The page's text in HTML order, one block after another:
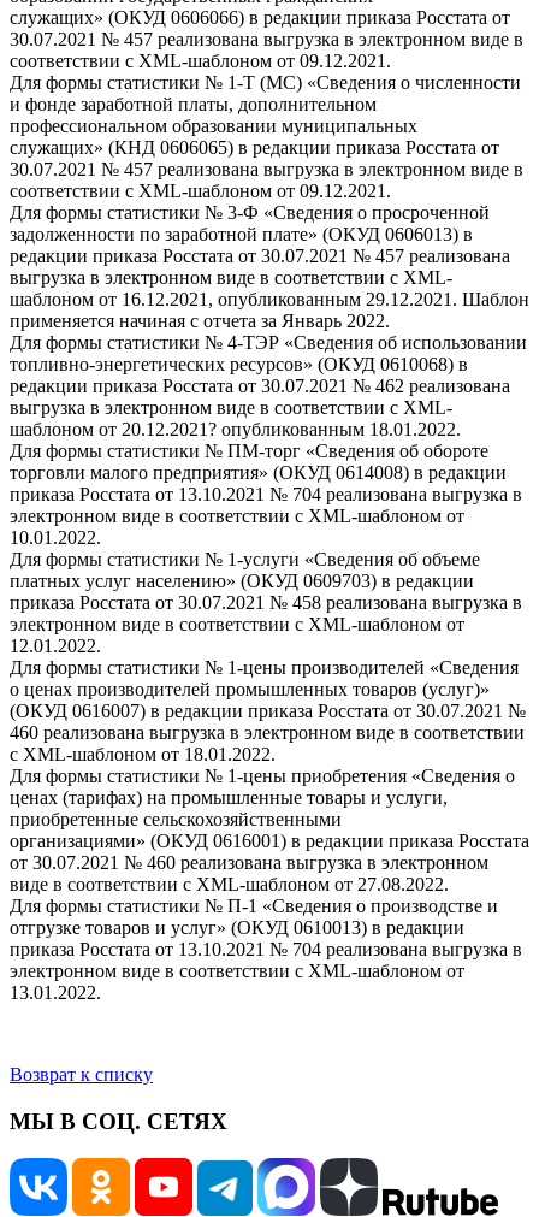
служащих» (ОКУД 0606066) в редакции приказа Росстата от
30.07.2021 № 457 реализована выгрузка в электронном виде в
соответствии с XML-шаблоном от 09.12.2021.
Для формы статистики № 1-Т (МС) «Сведения о численности
и фонде заработной платы, дополнительном
профессиональном образовании муниципальных
служащих» (КНД 0606065) в редакции приказа Росстата от
30.07.2021 № 457 реализована выгрузка в электронном виде в
соответствии с XML-шаблоном от 09.12.2021.
Для формы статистики № 3-Ф «Сведения о просроченной
задолженности по заработной плате» (ОКУД 0606013) в
редакции приказа Росстата от 30.07.2021 № 457 реализована
выгрузка в электронном виде в соответствии с XML-
шаблоном от 16.12.2021, опубликованным 29.12.2021. Шаблон
применяется начиная с отчета за Январь 2022.
Для формы статистики № 4-ТЭР «Сведения об использовании
топливно-энергетических ресурсов» (ОКУД 0610068) в
редакции приказа Росстата от 30.07.2021 № 462 реализована
выгрузка в электронном виде в соответствии с XML-
шаблоном от 20.12.2021? опубликованным 18.01.2022.
Для формы статистики № ПМ-торг «Сведения об обороте
торговли малого предприятия» (ОКУД 0614008) в редакции
приказа Росстата от 13.10.2021 № 704 реализована выгрузка в
электронном виде в соответствии с XML-шаблоном от
10.01.2022.
Для формы статистики № 1-услуги «Сведения об объеме
платных услуг населению» (ОКУД 0609703) в редакции
приказа Росстата от 30.07.2021 № 458 реализована выгрузка в
электронном виде в соответствии с XML-шаблоном от
12.01.2022.
Для формы статистики № 1-цены производителей «Сведения
о ценах производителей промышленных товаров (услуг)»
(ОКУД 0616007) в редакции приказа Росстата от 30.07.2021 №
460 реализована выгрузка в электронном виде в соответствии
с XML-шаблоном от 18.01.2022.
Для формы статистики № 1-цены приобретения «Сведения о
ценах (тарифах) на промышленные товары и услуги,
приобретенные сельскохозяйственными
организациями» (ОКУД 0616001) в редакции приказа Росстата
от 30.07.2021 № 460 реализована выгрузка в электронном
виде в соответствии с XML-шаблоном от 27.08.2022.
Для формы статистики № П-1 «Сведения о производстве и
отгрузке товаров и услуг» (ОКУД 0610013) в редакции
приказа Росстата от 13.10.2021 № 704 реализована выгрузка в
электронном виде в соответствии с XML-шаблоном от
13.01.2022.
Возврат к списку
МЫ В СОЦ. СЕТЯХ